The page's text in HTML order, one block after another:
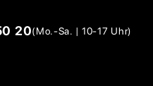
20(Mo.-Sa. | 10-17 Uhr)